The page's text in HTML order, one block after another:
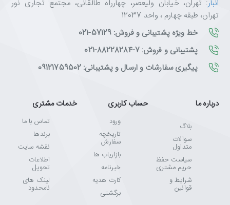
برای چه کسانی و چه دستگاه‌هایی مناسب است؟
✅خانواده‌ها: کنترل تلویزیون، کولر، اسباب‌بازی کودکان، ساعت
دیواری، چراغ‌قوه، رادیو
✅
کارمندان و گیمرها
کنسول‌های بازی
✅
عکاسان و فیلمبرداران: دوربین‌های عکاسی دیجیتال، فلاش‌های
اکسترنال
دانشجویان و اساتید
: ماشین‌حساب، ضبط‌صوت، پروژکتورهای
کوچک
مصارف اضطراری
: چراغ‌قوه اضطراری، رادیوی باتری‌خور برای
مواقع قطع برق
صاحبان کسب‌وکار
: دوربین‌های مداربسته بی‌سیم، سنسورهای
درب و پنجره
انبار: تهران، خیابان ولیعصر، چهارراه طالقانی، مجتمع تجاری نور
تهران، طبقه چهارم ، واحد 12037
خط ویژه پشتیبانی و فروش: 57129-021
پشتیبانی و فروش: 7-88228284-021
پیگیری سفارشات و ارسال و پشتیبانی: 09121759502
درباره ما
بلاگ
سوالات
متداول
سیاست حفظ
حریم مشتری
شرایط و
قوانین
حساب کاربری
ورود
تاریخچه
سفارش
بازاریاب ها
خبرنامه
کارت هدیه
برگشتی
خدمات مشتری
تماس با ما
برندها
نقشه سایت
اطلاعات
تحویل
لینک های
نامحدود